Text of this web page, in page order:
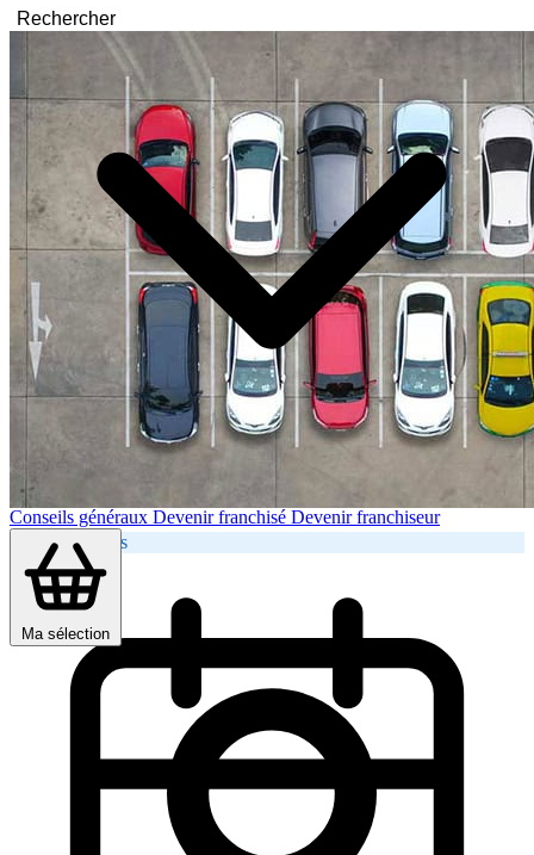
Conseils généraux Devenir franchisé Devenir franchiseur
Ma sélection
Rechercher
Brèves et Actus